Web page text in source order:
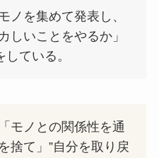
ノを集めて発表し、
しいことをやるか」
している。
モノとの関係性を通
捨て」”自分を取り戻